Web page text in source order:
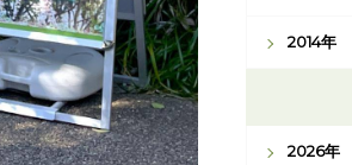
2014年
2026年